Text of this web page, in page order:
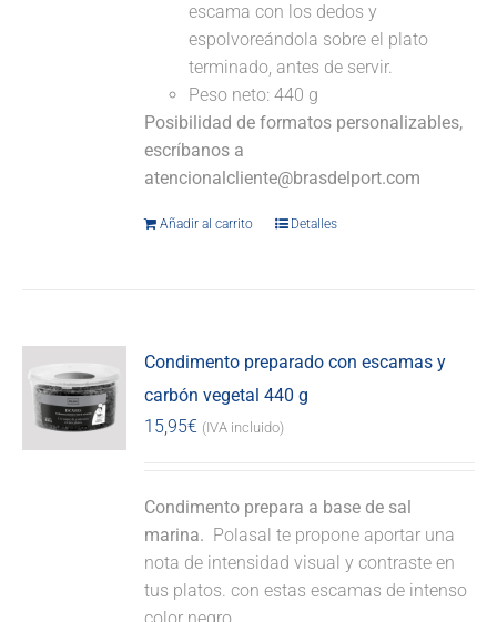
escama con los dedos y
espolvoreándola sobre el plato
terminado, antes de servir.
Peso neto: 440 g
Posibilidad de formatos personalizables,
escríbanos a
atencionalcliente@brasdelport.com
Añadir al carrito Detalles
Condimento preparado con escamas y
carbón vegetal 440 g
15,95€ (IVA incluido)
Condimento prepara a base de sal
marina. Polasal te propone aportar una
nota de intensidad visual y contraste en
tus platos. con estas escamas de intenso